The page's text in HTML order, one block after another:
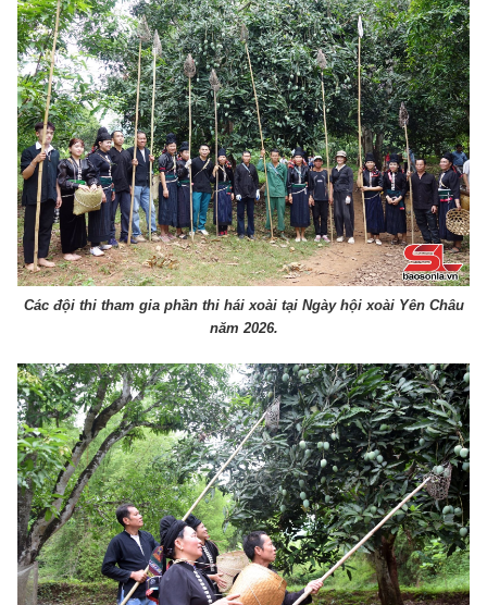
Các đội thi tham gia phần thi hái xoài tại Ngày hội xoài Yên Châu
năm 2026.